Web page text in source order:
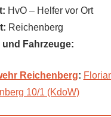
HvO – Helfer vor Ort
Reichenberg
und Fahrzeuge:
Reichenberg:
10/1 (KdoW)